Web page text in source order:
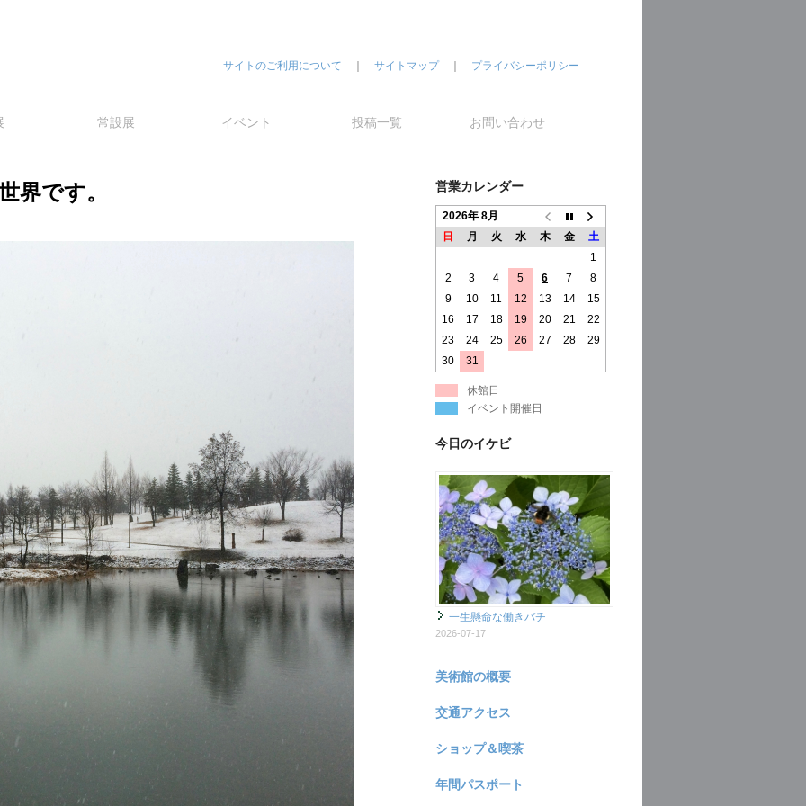
サイトのご利用について サイトマップ｜ プライバシーポリシー
常設展 イベント 投稿一覧 お問い合わせ
界です。 営業カレンダー
2026年 8月
日
月 火 水 木 金
土
1
2
3 4 5 6 7
8
9
10 11 12 13 14
15
16
17 18 19 20 21
22
23
24 25 26 27 28
29
30
31
休館日
イベント開催日
今日のイケビ
一生懸命な働きバチ
2026-07-17
美術館の概要
交通アクセス
ショップ＆喫茶
年間パスポート